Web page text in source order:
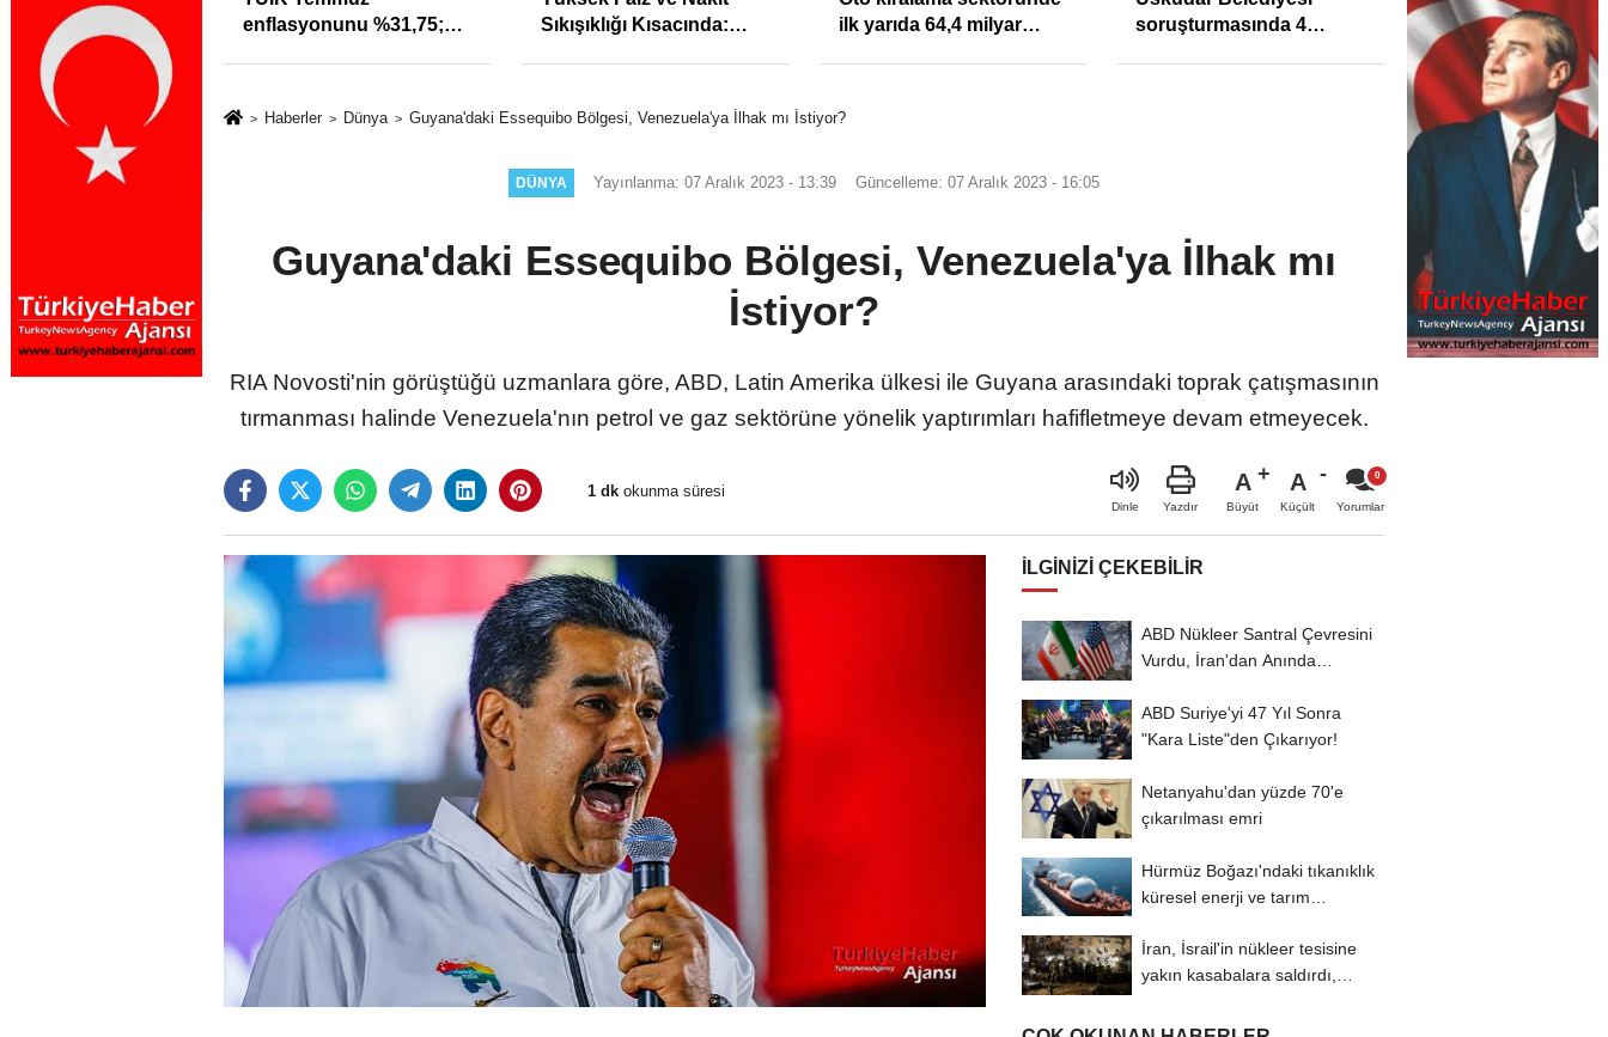
uyarı: Trafiğin
izmariti
enflasyonunu %31,75;
Sıkışıklığı Kısacında:
ilk yarıda 64,4 milyar
soruşturmasında 4
Haberler Dünya Guyana'daki Essequibo Bölgesi, Venezuela'ya İlhak mı İstiyor?
DÜNYA Yayınlanma: 07 Aralık 2023 - 13:39 Güncelleme: 07 Aralık 2023 - 16:05
Guyana'daki Essequibo Bölgesi, Venezuela'ya İlhak mı
İstiyor?
RIA Novosti'nin görüştüğü uzmanlara göre, ABD, Latin Amerika ülkesi ile Guyana arasındaki toprak çatışmasının
tırmanması halinde Venezuela'nın petrol ve gaz sektörüne yönelik yaptırımları hafifletmeye devam etmeyecek.
1 dk okunma süresi
Dinle Yazdır
A
Büyüt
A
Küçült Yorumlar
İLGINIZI ÇEKEBILIR
ABD Nükleer Santral Çevresini
Vurdu, İran'dan Anında
ABD Suriye'yi 47 Yıl Sonra
"Kara Liste"den Çıkarıyor!
Netanyahu'dan yüzde 70'e
çıkarılması emri
Hürmüz Boğazı'ndaki tıkanıklık
küresel enerji ve tarım
İran, İsrail'in nükleer tesisine
yakın kasabalara saldırdı,